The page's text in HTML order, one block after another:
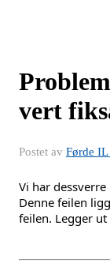
vert
Postet av Førde
Vi har
Denne feilen
feilen. Legger